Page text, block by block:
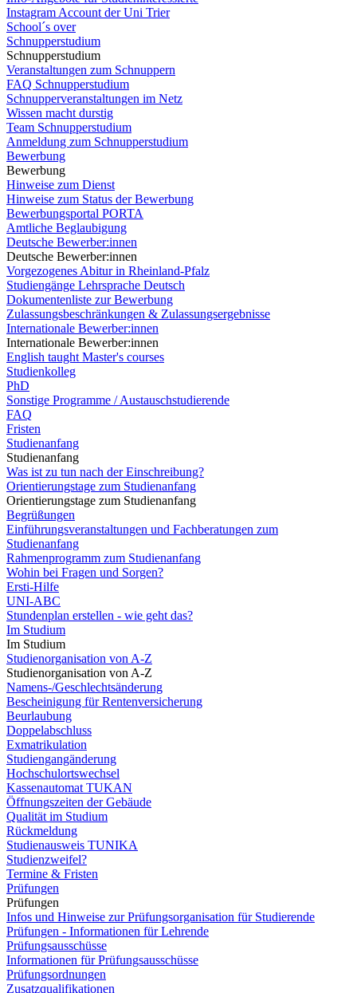
Instagram Account der Uni Trier
School´s over
Schnupperstudium
Schnupperstudium
Veranstaltungen zum Schnuppern
FAQ Schnupperstudium
Schnupperveranstaltungen im Netz
Wissen macht durstig
Team Schnupperstudium
Anmeldung zum Schnupperstudium
Bewerbung
Bewerbung
Hinweise zum Dienst
Hinweise zum Status der Bewerbung
Bewerbungsportal PORTA
Amtliche Beglaubigung
Deutsche Bewerber:innen
Deutsche Bewerber:innen
Vorgezogenes Abitur in Rheinland-Pfalz
Studiengänge Lehrsprache Deutsch
Dokumentenliste zur Bewerbung
Zulassungsbeschränkungen & Zulassungsergebnisse
Internationale Bewerber:innen
Internationale Bewerber:innen
English taught Master's courses
Studienkolleg
PhD
Sonstige Programme / Austauschstudierende
FAQ
Fristen
Studienanfang
Studienanfang
Was ist zu tun nach der Einschreibung?
Orientierungstage zum Studienanfang
Orientierungstage zum Studienanfang
Begrüßungen
Einführungsveranstaltungen und Fachberatungen zum
Studienanfang
Rahmenprogramm zum Studienanfang
Wohin bei Fragen und Sorgen?
Ersti-Hilfe
UNI-ABC
Stundenplan erstellen - wie geht das?
Im Studium
Im Studium
Studienorganisation von A-Z
Studienorganisation von A-Z
Namens-/Geschlechtsänderung
Bescheinigung für Rentenversicherung
Beurlaubung
Doppelabschluss
Exmatrikulation
Studiengangänderung
Hochschulortswechsel
Kassenautomat TUKAN
Öffnungszeiten der Gebäude
Qualität im Studium
Rückmeldung
Studienausweis TUNIKA
Studienzweifel?
Termine & Fristen
Prüfungen
Prüfungen
Infos und Hinweise zur Prüfungsorganisation für Studierende
Prüfungen - Informationen für Lehrende
Prüfungsausschüsse
Informationen für Prüfungsausschüsse
Prüfungsordnungen
Zusatzqualifikationen